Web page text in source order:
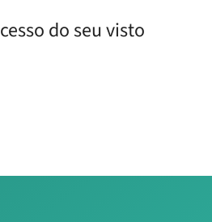
do seu visto